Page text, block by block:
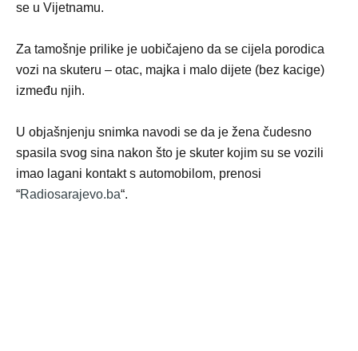
se u Vijetnamu.
Za tamošnje prilike je uobičajeno da se cijela porodica
vozi na skuteru – otac, majka i malo dijete (bez kacige)
između njih.
U objašnjenju snimka navodi se da je žena čudesno
spasila svog sina nakon što je skuter kojim su se vozili
imao lagani kontakt s automobilom, prenosi
“Radiosarajevo.ba“.